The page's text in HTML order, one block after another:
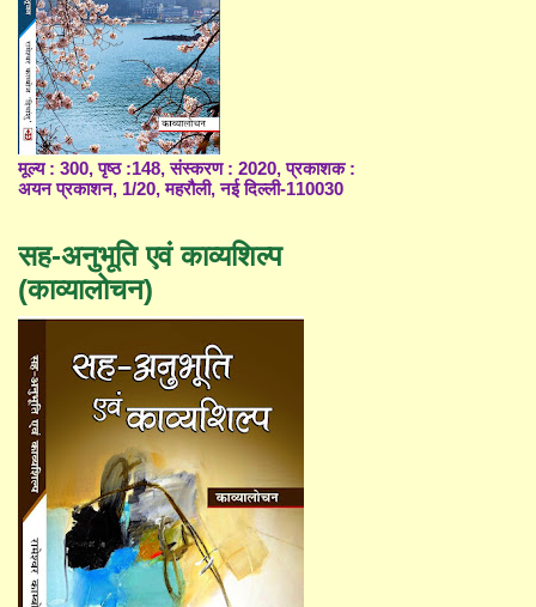
मूल्य : 300, पृष्ठ :148, संस्करण : 2020, प्रकाशक :
अयन प्रकाशन, 1/20, महरौली, नई दिल्ली-110030
सह-अनुभूति एवं काव्यशिल्प
(काव्यालोचन)